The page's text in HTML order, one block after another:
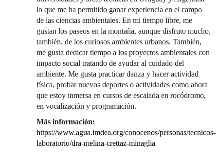
lo que me ha permitido ganar experiencia en el campo
de las ciencias ambientales. En mi tiempo libre, me
gustan los paseos en la montaña, aunque disfruto mucho,
también, de los curiosos ambientes urbanos. También,
me gusta dedicar tiempo a los proyectos ambientales con
impacto social tratando de ayudar al cuidado del
ambiente. Me gusta practicar danza y hacer actividad
física, probar nuevos deportes o actividades como ahora
que estoy inmersa en cursos de escalada en rocódromo,
en vocalización y programación.
Más información:
https://www.agua.imdea.org/conocenos/personas/tecnicos-
laboratorio/dra-melina-crettaz-minaglia